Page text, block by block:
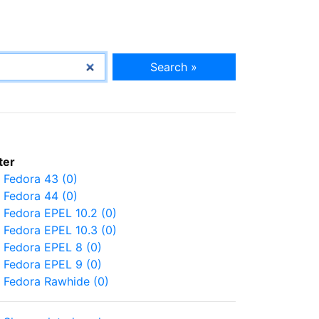
Search »
Fedora 43 (0)
Fedora 44 (0)
Fedora EPEL 10.2 (0)
Fedora EPEL 10.3 (0)
Fedora EPEL 8 (0)
Fedora EPEL 9 (0)
Fedora Rawhide (0)